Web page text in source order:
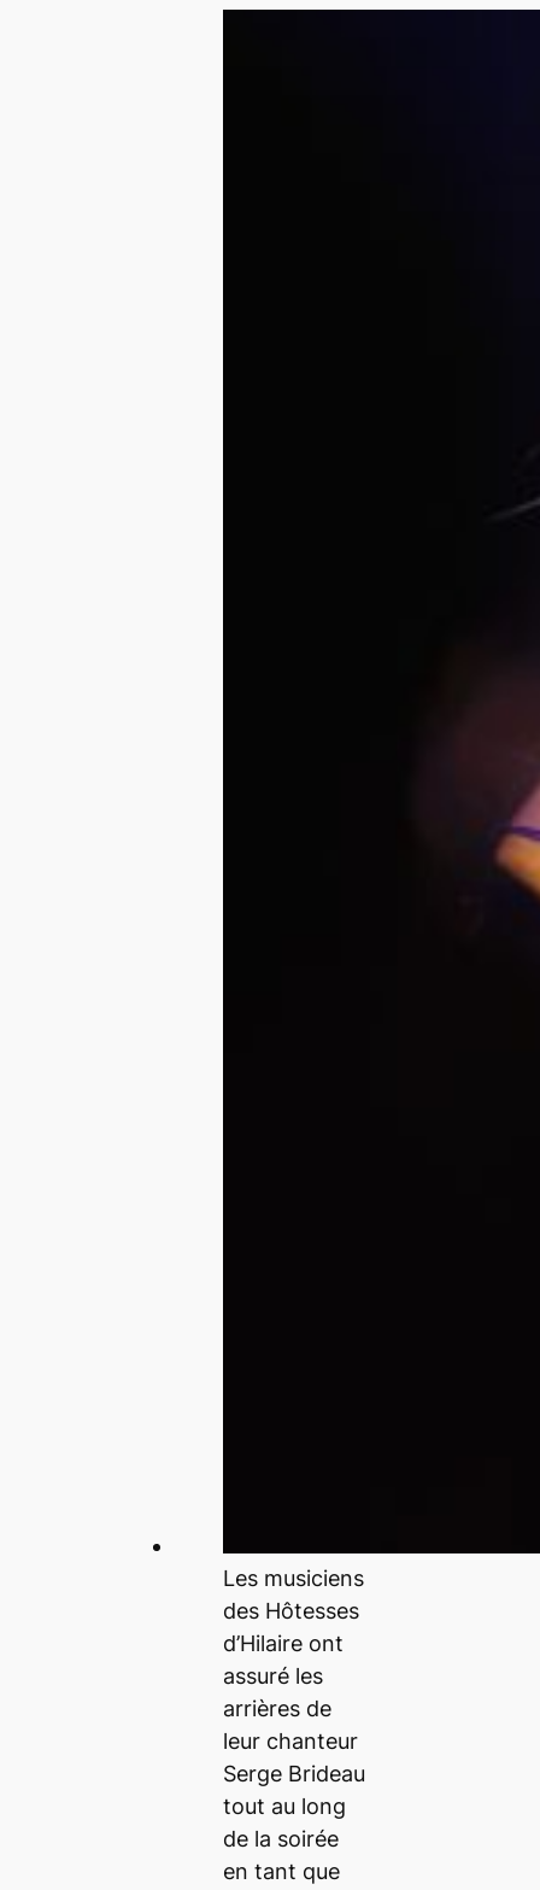
Les musiciens
des Hôtesses
d’Hilaire ont
assuré les
arrières de
leur chanteur
Serge Brideau
tout au long
de la soirée
en tant que